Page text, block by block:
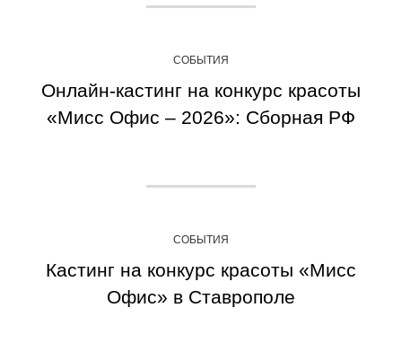
СОБЫТИЯ
Онлайн-кастинг на конкурс красоты
«Мисс Офис – 2026»: Сборная РФ
СОБЫТИЯ
Кастинг на конкурс красоты «Мисс
Офис» в Ставрополе